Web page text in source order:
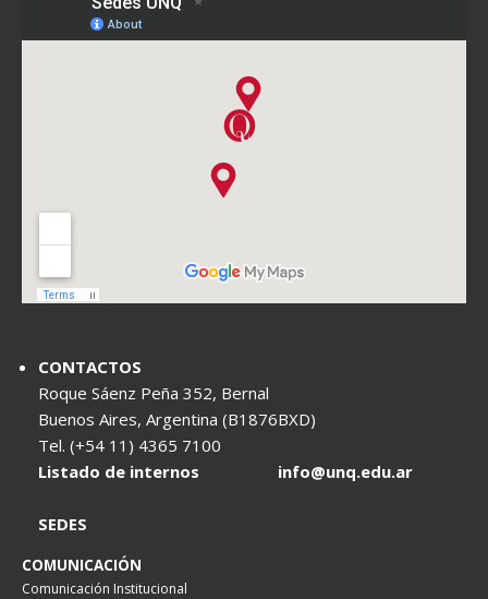
CONTACTOS
Roque Sáenz Peña 352, Bernal
Buenos Aires, Argentina (B1876BXD)
Tel. (+54 11) 4365 7100
Listado de internos
info@unq.edu.ar
SEDES
COMUNICACIÓN
Comunicación Institucional